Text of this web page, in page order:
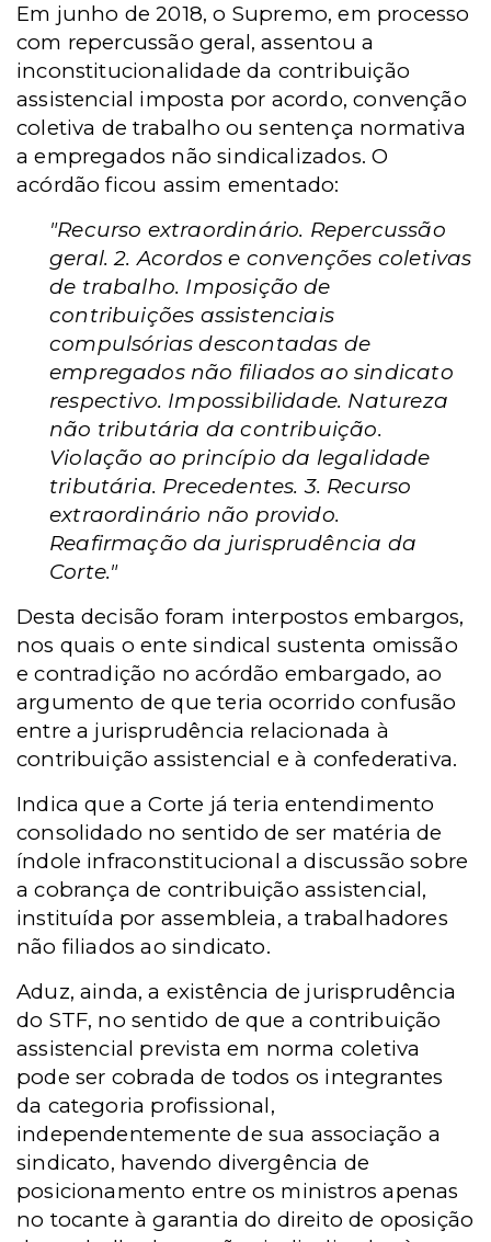
Em junho de 2018, o Supremo, em processo
com repercussão geral, assentou a
inconstitucionalidade da contribuição
assistencial imposta por acordo, convenção
coletiva de trabalho ou sentença normativa
a empregados não sindicalizados. O
acórdão ficou assim ementado:
"Recurso extraordinário. Repercussão
geral. 2. Acordos e convenções coletivas
de trabalho. Imposição de
contribuições assistenciais
compulsórias descontadas de
empregados não filiados ao sindicato
respectivo. Impossibilidade. Natureza
não tributária da contribuição.
Violação ao princípio da legalidade
tributária. Precedentes. 3. Recurso
extraordinário não provido.
Reafirmação da jurisprudência da
Corte."
Desta decisão foram interpostos embargos,
nos quais o ente sindical sustenta omissão
e contradição no acórdão embargado, ao
argumento de que teria ocorrido confusão
entre a jurisprudência relacionada à
contribuição assistencial e à confederativa.
Indica que a Corte já teria entendimento
consolidado no sentido de ser matéria de
índole infraconstitucional a discussão sobre
a cobrança de contribuição assistencial,
instituída por assembleia, a trabalhadores
não filiados ao sindicato.
Aduz, ainda, a existência de jurisprudência
do STF, no sentido de que a contribuição
assistencial prevista em norma coletiva
pode ser cobrada de todos os integrantes
da categoria profissional,
independentemente de sua associação a
sindicato, havendo divergência de
posicionamento entre os ministros apenas
no tocante à garantia do direito de oposição